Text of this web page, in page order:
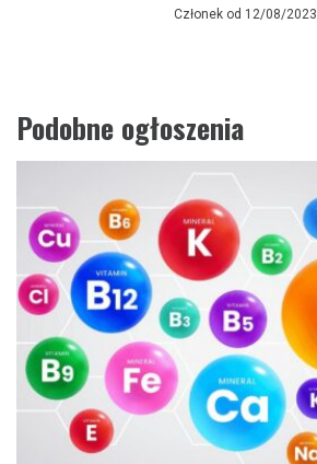
Członek od 12/08/2023
Podobne ogłoszenia